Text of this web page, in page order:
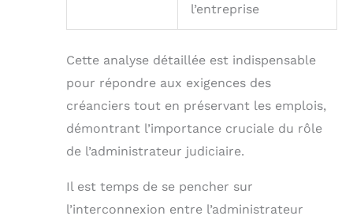
l’entreprise
Cette analyse détaillée est indispensable
pour répondre aux exigences des
créanciers tout en préservant les emplois,
démontrant l’importance cruciale du rôle
de l’administrateur judiciaire.
Il est temps de se pencher sur
l’interconnexion entre l’administrateur